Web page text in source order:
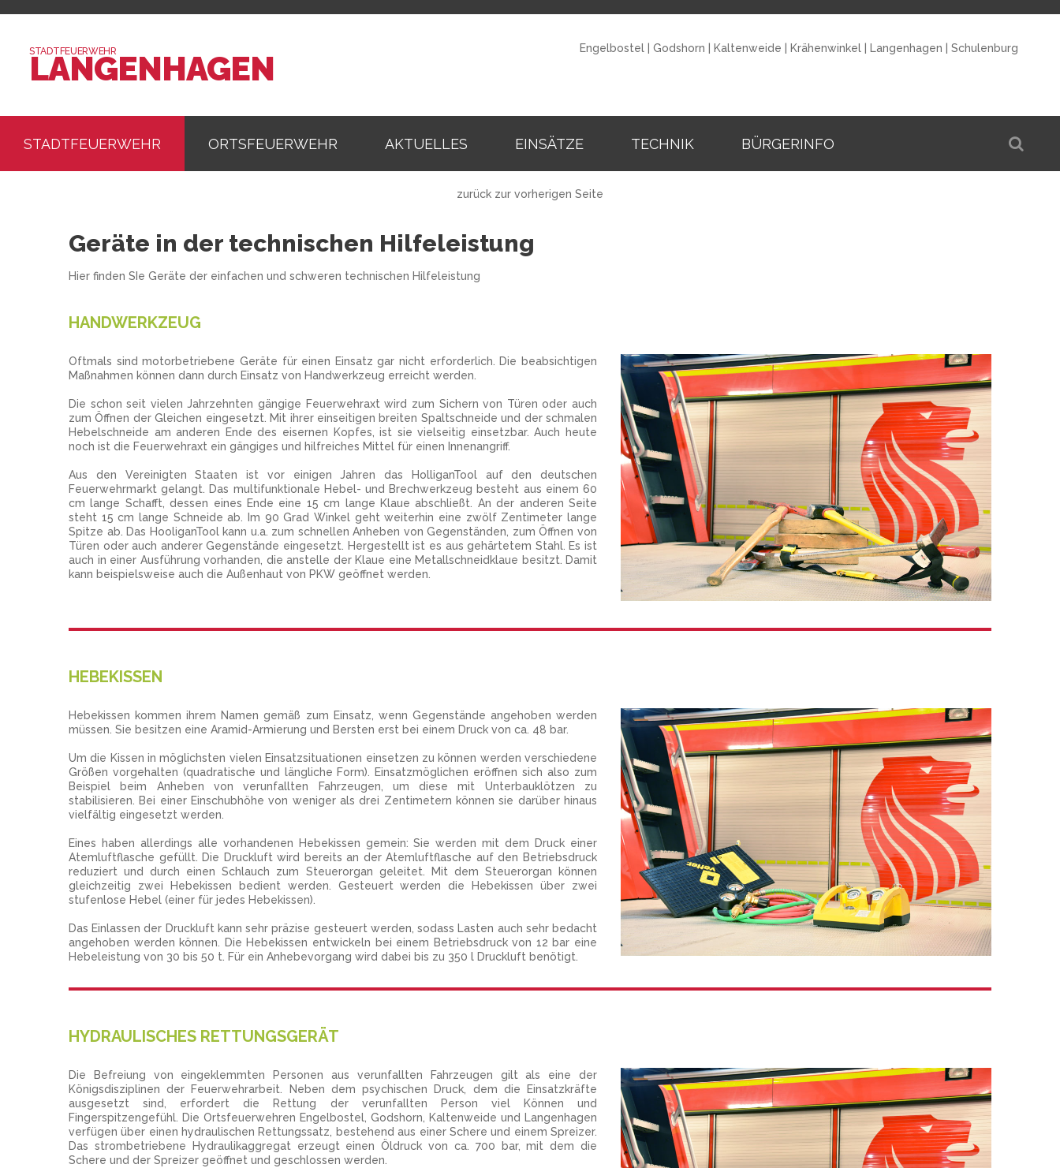
LANGENHAGEN
STADTFEUERWEHR Engelbostel Godshorn Kaltenweide Krähenwinkel Langenhagen Schulenburg
STADTFEUERWEHR ORTSFEUERWEHR AKTUELLES EINSÄTZE TECHNIK BÜRGERINFO
zurück zur vorherigen Seite
Geräte in der technischen Hilfeleistung
Hier finden SIe Geräte der einfachen und schweren technischen Hilfeleistung
HANDWERKZEUG
Oftmals sind motorbetriebene Geräte für einen Einsatz gar nicht erforderlich. Die beabsichtigen
Maßnahmen können dann durch Einsatz von Handwerkzeug erreicht werden.
Die schon seit vielen Jahrzehnten gängige Feuerwehraxt wird zum Sichern von Türen oder auch
zum Öffnen der Gleichen eingesetzt. Mit ihrer einseitigen breiten Spaltschneide und der schmalen
Hebelschneide am anderen Ende des eisernen Kopfes, ist sie vielseitig einsetzbar. Auch heute
noch ist die Feuerwehraxt ein gängiges und hilfreiches Mittel für einen Innenangriff.
Aus den Vereinigten Staaten ist vor einigen Jahren das HolliganTool auf den deutschen
Feuerwehrmarkt gelangt. Das multifunktionale Hebel- und Brechwerkzeug besteht aus einem 60
cm lange Schafft, dessen eines Ende eine 15 cm lange Klaue abschließt. An der anderen Seite
steht 15 cm lange Schneide ab. Im 90 Grad Winkel geht weiterhin eine zwölf Zentimeter lange
Spitze ab. Das HooliganTool kann u.a. zum schnellen Anheben von Gegenständen, zum Öffnen von
Türen oder auch anderer Gegenstände eingesetzt. Hergestellt ist es aus gehärtetem Stahl. Es ist
auch in einer Ausführung vorhanden, die anstelle der Klaue eine Metallschneidklaue besitzt. Damit
kann beispielsweise auch die Außenhaut von PKW geöffnet werden.
HEBEKISSEN
Hebekissen kommen ihrem Namen gemäß zum Einsatz, wenn Gegenstände angehoben werden
müssen. Sie besitzen eine Aramid-Armierung und Bersten erst bei einem Druck von ca. 48 bar.
Um die Kissen in möglichsten vielen Einsatzsituationen einsetzen zu können werden verschiedene
Größen vorgehalten (quadratische und längliche Form). Einsatzmöglichen eröffnen sich also zum
Beispiel beim Anheben von verunfallten Fahrzeugen, um diese mit Unterbauklötzen zu
stabilisieren. Bei einer Einschubhöhe von weniger als drei Zentimetern können sie darüber hinaus
vielfältig eingesetzt werden.
Eines haben allerdings alle vorhandenen Hebekissen gemein: Sie werden mit dem Druck einer
Atemluftflasche gefüllt. Die Druckluft wird bereits an der Atemluftflasche auf den Betriebsdruck
reduziert und durch einen Schlauch zum Steuerorgan geleitet. Mit dem Steuerorgan können
gleichzeitig zwei Hebekissen bedient werden. Gesteuert werden die Hebekissen über zwei
stufenlose Hebel (einer für jedes Hebekissen).
Das Einlassen der Druckluft kann sehr präzise gesteuert werden, sodass Lasten auch sehr bedacht
angehoben werden können. Die Hebekissen entwickeln bei einem Betriebsdruck von 12 bar eine
Hebeleistung von 30 bis 50 t. Für ein Anhebevorgang wird dabei bis zu 350 l Druckluft benötigt.
HYDRAULISCHES RETTUNGSGERÄT
Die Befreiung von eingeklemmten Personen aus verunfallten Fahrzeugen gilt als eine der
Königsdisziplinen der Feuerwehrarbeit. Neben dem psychischen Druck, dem die Einsatzkräfte
ausgesetzt sind, erfordert die Rettung der verunfallten Person viel Können und
Fingerspitzengefühl. Die Ortsfeuerwehren Engelbostel, Godshorn, Kaltenweide und Langenhagen
verfügen über einen hydraulischen Rettungssatz, bestehend aus einer Schere und einem Spreizer.
Das strombetriebene Hydraulikaggregat erzeugt einen Öldruck von ca. 700 bar, mit dem die
Schere und der Spreizer geöffnet und geschlossen werden.